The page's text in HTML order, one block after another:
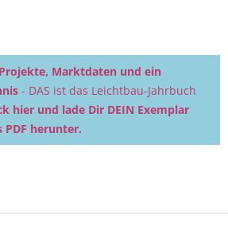
Marktdaten und ein
- DAS ist das Leichtbau-Jahrbuch
hier und lade Dir DEIN Exemplar
herunter.